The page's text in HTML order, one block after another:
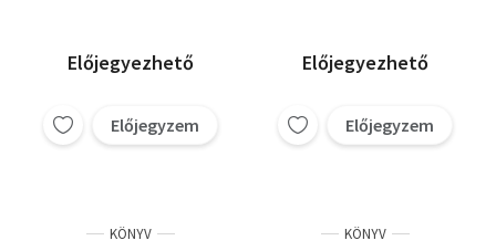
Előjegyezhető
Előjegyzem
Előjegyezhető
Előjegyzem
KÖNYV KÖNYV